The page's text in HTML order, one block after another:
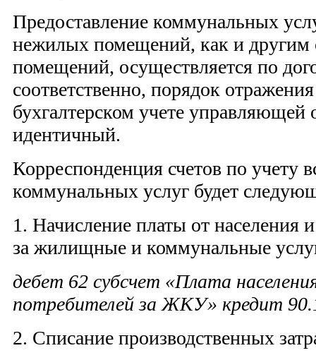
Предоставление коммунальных
нежилых помещений, как и другим
помещений, осуществляется по
соответственно, порядок
бухгалтерском учете управляющей
идентичный.
Корреспонденция счетов по учету
коммунальных услуг будет
1. Начисление платы от населения
за жилищные и коммунальные
дебет 62 субсчет «Плата
потребителей за ЖКУ» кредит
2. Списание производственных